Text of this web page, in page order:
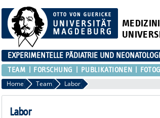
EXPERIMENTELLE PÄDIATRIE UND
TEAM FORSCHUNG PUBLIKATIONEN
Home Team Labor
Labor